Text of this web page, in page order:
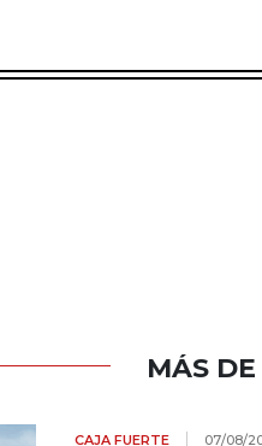
MÁS
CAJA FUERTE 07/08/